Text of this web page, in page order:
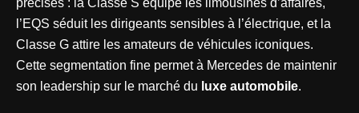
l’EQS séduit les dirigeants sensibles à l’électrique, et la
Classe G attire les amateurs de véhicules iconiques.
Cette segmentation fine permet à Mercedes de maintenir
son leadership sur le marché du luxe automobile.